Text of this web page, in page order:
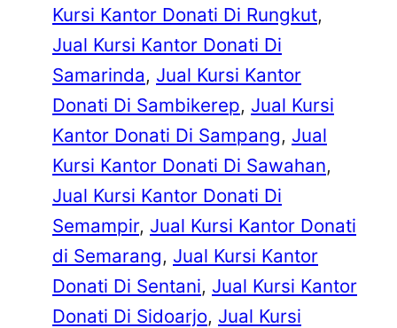
Kursi Kantor Donati Di Rungkut
Jual Kursi Kantor Donati Di
Samarinda, Jual Kursi Kantor
Donati Di Sambikerep, Jual Kursi
Kantor Donati Di Sampang, Jual
Kursi Kantor Donati Di Sawahan
Jual Kursi Kantor Donati Di
Semampir, Jual Kursi Kantor Donati
di Semarang, Jual Kursi Kantor
Donati Di Sentani, Jual Kursi Kantor
Donati Di Sidoarjo, Jual Kursi